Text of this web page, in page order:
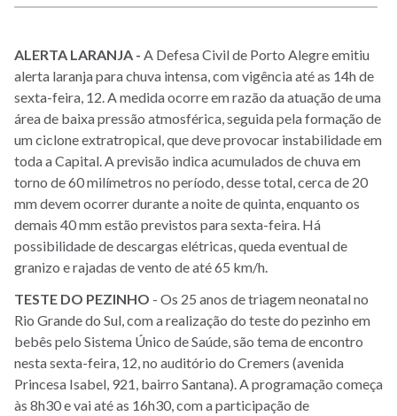
ALERTA LARANJA - A Defesa Civil de Porto Alegre emitiu
alerta laranja para chuva intensa, com vigência até as 14h de
sexta-feira, 12. A medida ocorre em razão da atuação de uma
área de baixa pressão atmosférica, seguida pela formação de
um ciclone extratropical, que deve provocar instabilidade em
toda a Capital. A previsão indica acumulados de chuva em
torno de 60 milímetros no período, desse total, cerca de 20
mm devem ocorrer durante a noite de quinta, enquanto os
demais 40 mm estão previstos para sexta-feira. Há
possibilidade de descargas elétricas, queda eventual de
granizo e rajadas de vento de até 65 km/h.
TESTE DO PEZINHO - Os 25 anos de triagem neonatal no
Rio Grande do Sul, com a realização do teste do pezinho em
bebês pelo Sistema Único de Saúde, são tema de encontro
nesta sexta-feira, 12, no auditório do Cremers (avenida
Princesa Isabel, 921, bairro Santana). A programação começa
às 8h30 e vai até as 16h30, com a participação de